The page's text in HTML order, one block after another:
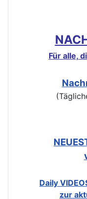
Für alle,
Daily
zur